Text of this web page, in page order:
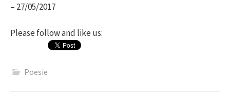
– 27/05/2017
Please follow and like us:
Poesie